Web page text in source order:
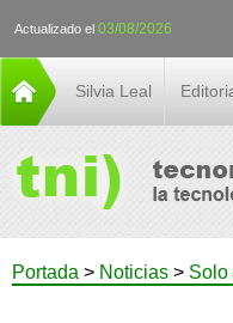
Actualizado el 03/08/2026
Silvia Leal
Portada > Noticias > Solo